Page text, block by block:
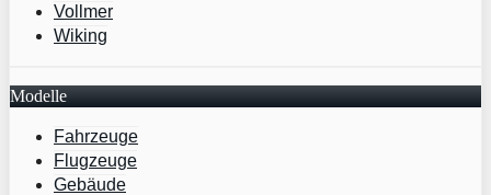
Vollmer
Wiking
Modelle
Fahrzeuge
Flugzeuge
Gebäude